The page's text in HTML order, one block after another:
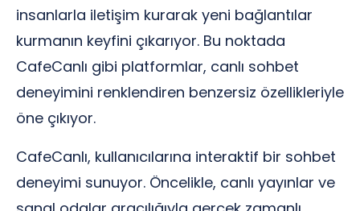
insanlarla iletişim kurarak yeni bağlantılar
kurmanın keyfini çıkarıyor. Bu noktada
CafeCanlı gibi platformlar, canlı sohbet
deneyimini renklendiren benzersiz özellikleriyle
öne çıkıyor.
CafeCanlı, kullanıcılarına interaktif bir sohbet
deneyimi sunuyor. Öncelikle, canlı yayınlar ve